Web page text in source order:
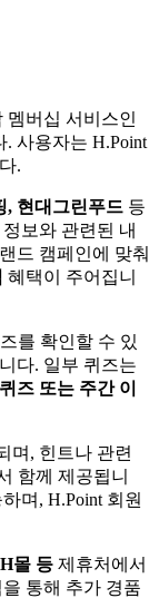
멤버십 서비스인
사용자는 H.Point
.
, 현대그린푸드 등
보와 관련된 내
드 캠페인에 맞춰
혜택이 주어집니
를 확인할 수 있
다. 일부 퀴즈는
즈 또는 주간 이
며, 힌트나 관련
함께 제공됩니
며, H.Point 회원
몰 등 제휴처에서
통해 추가 경품